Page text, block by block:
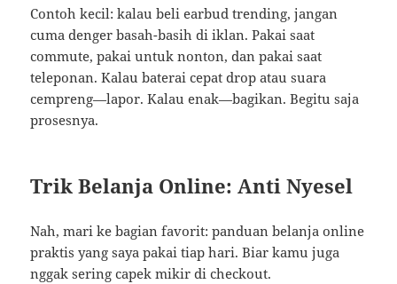
Contoh kecil: kalau beli earbud trending, jangan
cuma denger basah-basih di iklan. Pakai saat
commute, pakai untuk nonton, dan pakai saat
teleponan. Kalau baterai cepat drop atau suara
cempreng—lapor. Kalau enak—bagikan. Begitu saja
prosesnya.
Trik Belanja Online: Anti Nyesel
Nah, mari ke bagian favorit: panduan belanja online
praktis yang saya pakai tiap hari. Biar kamu juga
nggak sering capek mikir di checkout.